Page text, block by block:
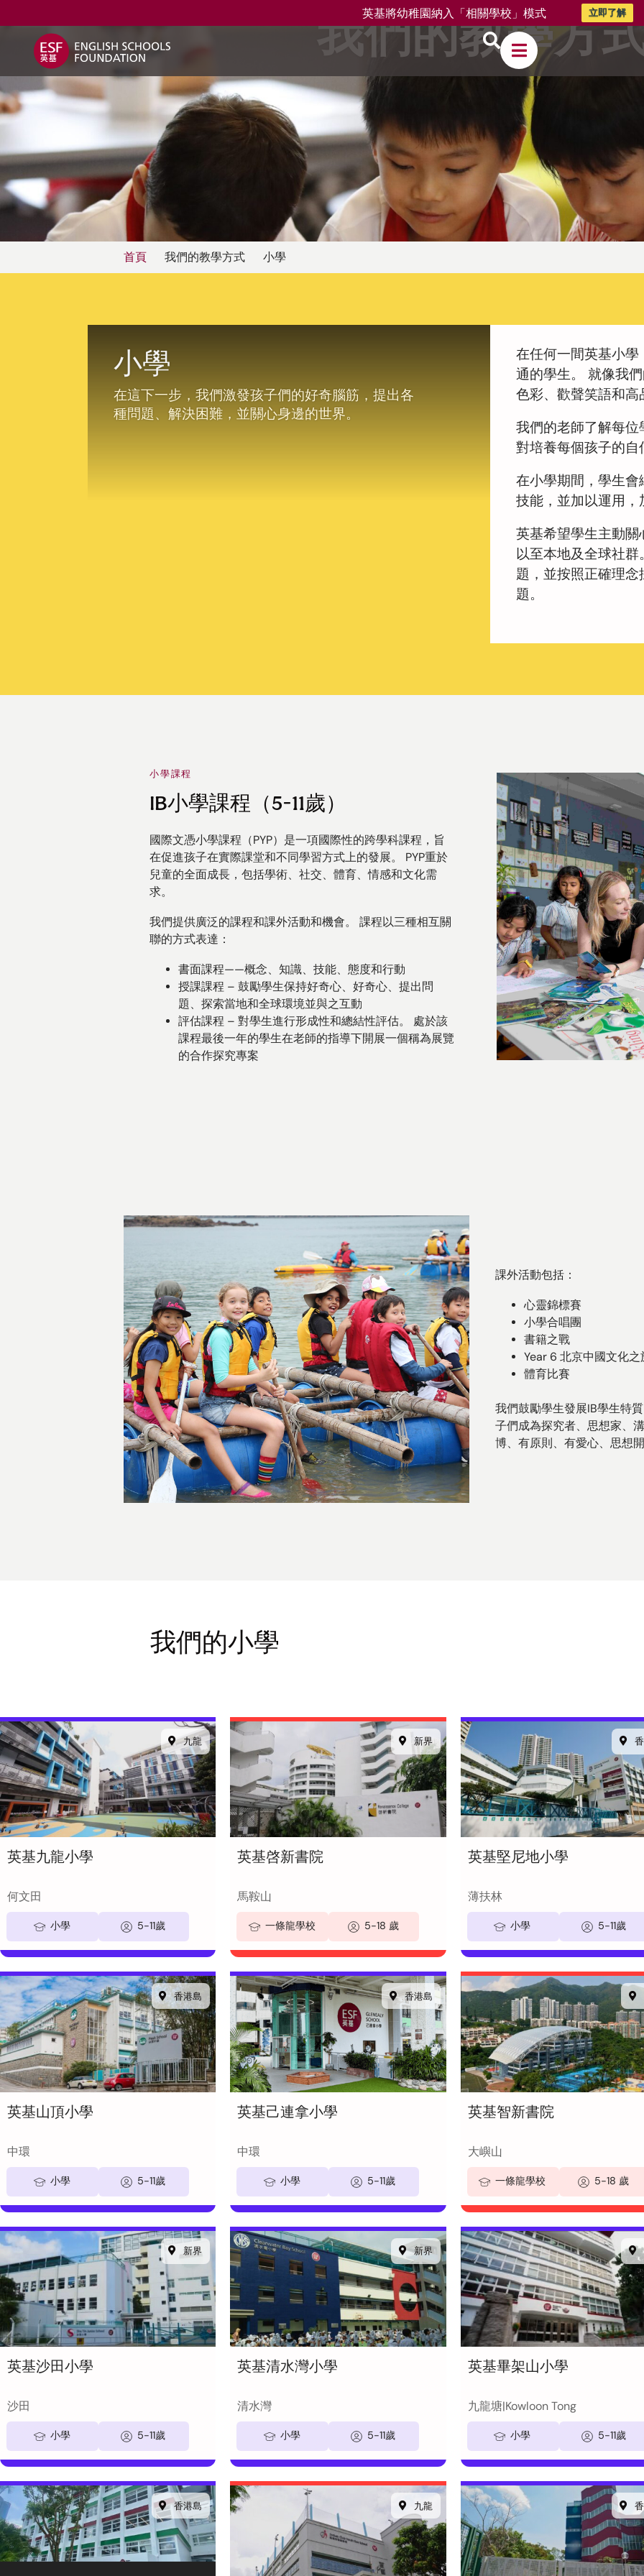
英基將幼稚園納入「相關學校」模式 立即了解
首頁 我們的教學方式 小學
我們的教學方
小學
在這下一步，我們激發孩子們的好奇腦筋，提出各
種問題、解決困難，並關心身邊的世界。
在任何一間英基小
通的學生。 就像我
色彩、歡聲笑語和高
我們的老師了解每
對培養每個孩子的
在小學期間，學生
技能，並加以運用
英基希望學生主動
以至本地及全球社
題，並按照正確理
題。
小學課程
IB小學課程（5-11歲）
國際文憑小學課程（PYP）是一項國際性的跨學科課程，旨
在促進孩子在實際課堂和不同學習方式上的發展。 PYP重於
兒童的全面成長，包括學術、社交、體育、情感和文化需
求。
我們提供廣泛的課程和課外活動和機會。 課程以三種相互關
聯的方式表達：
書面課程——概念、知識、技能、態度和行動
授課課程 – 鼓勵學生保持好奇心、好奇心、提出問
題、探索當地和全球環境並與之互動
評估課程 – 對學生進行形成性和總結性評估。 處於該
課程最後一年的學生在老師的指導下開展一個稱為展覽
的合作探究專案
課外活動包括：
心靈錦標賽
小學合唱團
書籍之戰
Year 6 北京中國文化之
體育比賽
我們鼓勵學生發展IB學生特
子們成為探究者、思想家、
博、有原則、有愛心、思想
我們的小學
九龍
英基九龍小學
何文田
小學 5-11歲
新界
英基啓新書院
馬鞍山
一條龍學校 5-18 歲
英基堅尼地小學
薄扶林
小學 5-11歲
香港島
英基山頂小學
中環
小學 5-11歲
香港島
英基己連拿小學
中環
小學 5-11歲
英基智新書院
大嶼山
一條龍學校 5-18 歲
新界
英基沙田小學
沙田
小學 5-11歲
新界
英基清水灣小學
清水灣
小學 5-11歲
英基畢架山小學
九龍塘|Kowloon Tong
小學 5-11歲
香港島 九龍
關於英基
我們的教學方式
英基學校
招生
查詢表格